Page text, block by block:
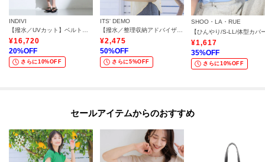
INDIVI
【撥水／UVカット】ベルト付きワンピース
¥16,720
20%OFF
さらに10%OFF
ITS' DEMO
【撥水／整理収納アドバイザー監修】ポケットA4トート
¥2,475
50%OFF
さらに5%OFF
SHOO・LA・RUE
¥1,617
35%OFF
さらに10%OFF
セールアイテムからのおすすめ